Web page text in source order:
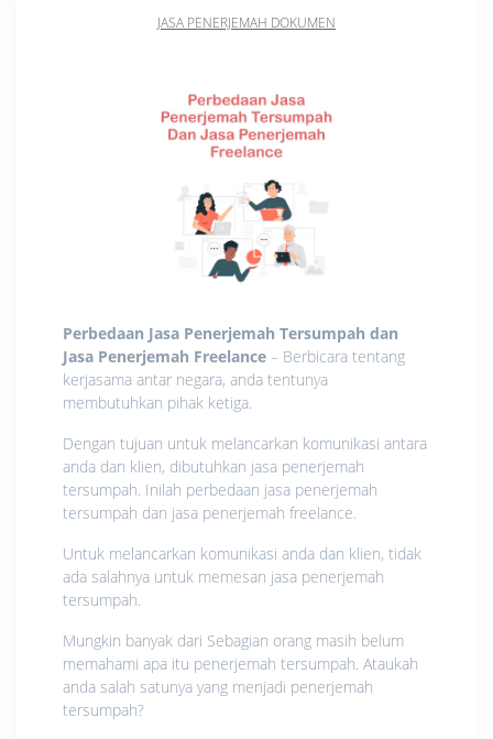
JASA PENERJEMAH DOKUMEN
Perbedaan Jasa Penerjemah Tersumpah dan
Jasa Penerjemah Freelance – Berbicara tentang
kerjasama antar negara, anda tentunya
membutuhkan pihak ketiga.
Dengan tujuan untuk melancarkan komunikasi antara
anda dan klien, dibutuhkan jasa penerjemah
tersumpah. Inilah perbedaan jasa penerjemah
tersumpah dan jasa penerjemah freelance.
Untuk melancarkan komunikasi anda dan klien, tidak
ada salahnya untuk memesan jasa penerjemah
tersumpah.
Mungkin banyak dari Sebagian orang masih belum
memahami apa itu penerjemah tersumpah. Ataukah
anda salah satunya yang menjadi penerjemah
tersumpah?